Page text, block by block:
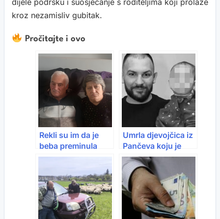
dijele podršku i suosjećanje s roditeljima koji prolaze
kroz nezamisliv gubitak.
Pročitajte i ovo
Rekli su im da je
beba preminula
prije 43 godine.
kasnije saznali su
da im je sin živ
Umrla djevojčica iz
Pančeva koju je
otac spašavao iz
plamena, otišla je
svome ocu